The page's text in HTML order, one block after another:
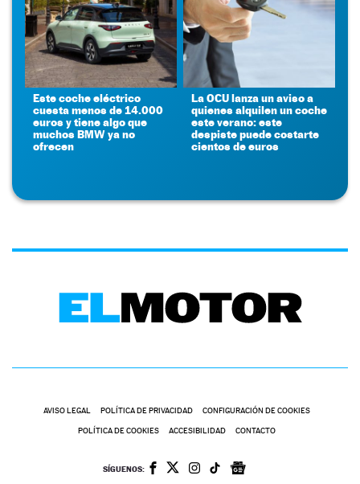
Este coche eléctrico
cuesta menos de 14.000
euros y tiene algo que
muchos BMW ya no
ofrecen
La OCU lanza un aviso a
quienes alquilen un coche
este verano: este
despiste puede costarte
cientos de euros
AVISO LEGAL POLÍTICA DE PRIVACIDAD CONFIGURACIÓN DE COOKIES
POLÍTICA DE COOKIES ACCESIBILIDAD CONTACTO
SÍGUENOS: